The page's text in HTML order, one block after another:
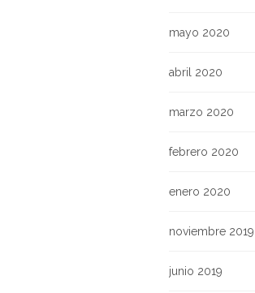
mayo 2020
abril 2020
marzo 2020
febrero 2020
enero 2020
noviembre 2019
junio 2019